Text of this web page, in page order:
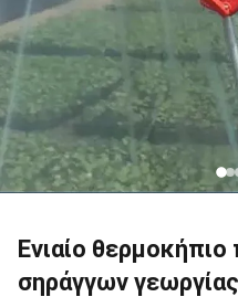
Ενιαίο
σηράγγων